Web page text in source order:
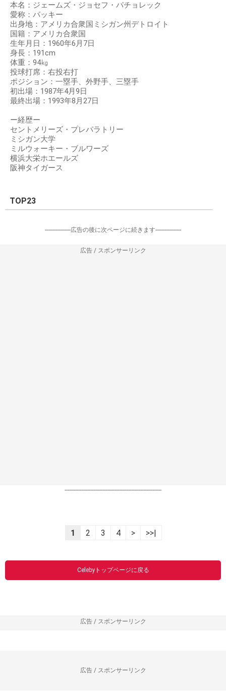
本名：ジェームズ・ジョセフ・パチョレック
愛称：パッキー
出身地：アメリカ合衆国ミシガン州デトロイト
国籍：アメリカ合衆国
生年月日：1960年6月7日
身長：191cm
体重：94㎏
投球打席：右投右打
ポジション：一塁手、外野手、三塁手
初出場：1987年4月9日
最終出場：1993年8月27日
ー経歴ー
セントメリーズ・プレパラトリー
ミシガン大学
ミルウォーキー・ブルワーズ
横浜大栄ホエールズ
阪神タイガース
TOP23
-----------------広告の後に次ページに続きます-----------------
広告 / スポンサーリンク
----------------------------------------------------------------
1 2 3 4 > >>|
Celebyトップページに戻る
広告 / スポンサーリンク
広告 / スポンサーリンク